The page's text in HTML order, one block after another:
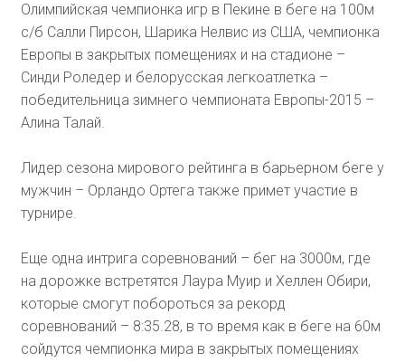
Олимпийская чемпионка игр в Пекине в беге на 100м
с/б Салли Пирсон, Шарика Нелвис из США, чемпионка
Европы в закрытых помещениях и на стадионе –
Синди Роледер и белорусская легкоатлетка –
победительница зимнего чемпионата Европы-2015 –
Алина Талай.
Лидер сезона мирового рейтинга в барьерном беге у
мужчин – Орландо Ортега также примет участие в
турнире.
Еще одна интрига соревнований – бег на 3000м, где
на дорожке встретятся Лаура Муир и Хеллен Обири,
которые смогут побороться за рекорд
соревнований – 8:35.28, в то время как в беге на 60м
сойдутся чемпионка мира в закрытых помещениях